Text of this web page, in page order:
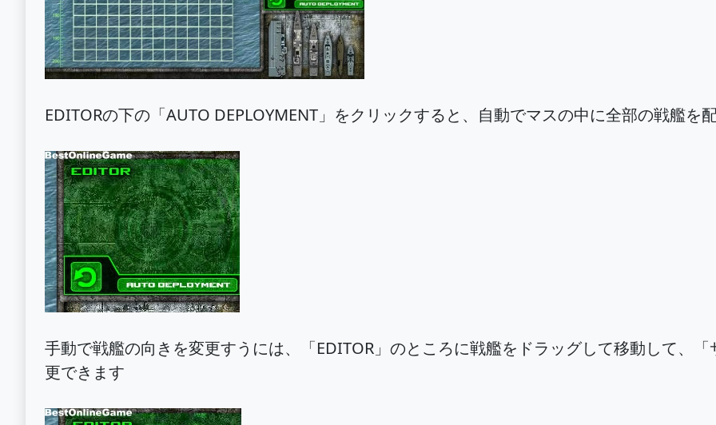
EDITORの下の「AUTO DEPLOYMENT」をクリックすると、自動でマスの中に全部の戦艦を
手動で戦艦の向きを変更すうには、「EDITOR」のところに戦艦をドラッグして移動して、
更できます